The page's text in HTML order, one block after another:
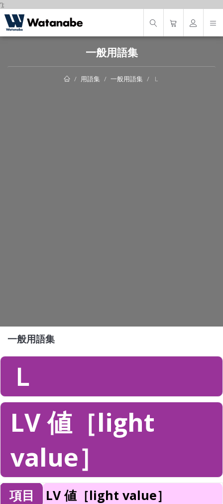
');
一般用語集
用語集 一般用語集 Ｌ
一般用語集
Ｌ
LV 値［light
value］
項目 LV 値［light value］